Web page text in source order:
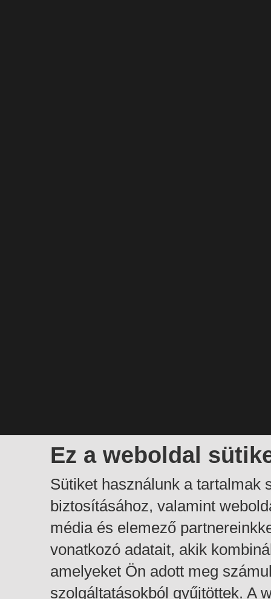
Ez a weboldal
Sütiket használunk a tartalmak
biztosításához, valamint
média és elemező
vonatkozó adatait, akik
amelyeket Ön adott meg
szolgáltatásokból gyűjtöttek. A